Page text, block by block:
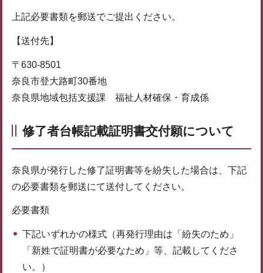
上記必要書類を郵送でご提出ください。
【送付先】
〒630-8501
奈良市登大路町30番地
奈良県地域包括支援課 福祉人材確保・育成係
修了者台帳記載証明書交付願について
奈良県が発行した修了証明書等を紛失した場合は、下記
の必要書類を郵送にて送付してください。
必要書類
下記いずれかの様式（再発行理由は「紛失のため」
「新姓で証明書が必要なため」等、記載してくださ
い。）